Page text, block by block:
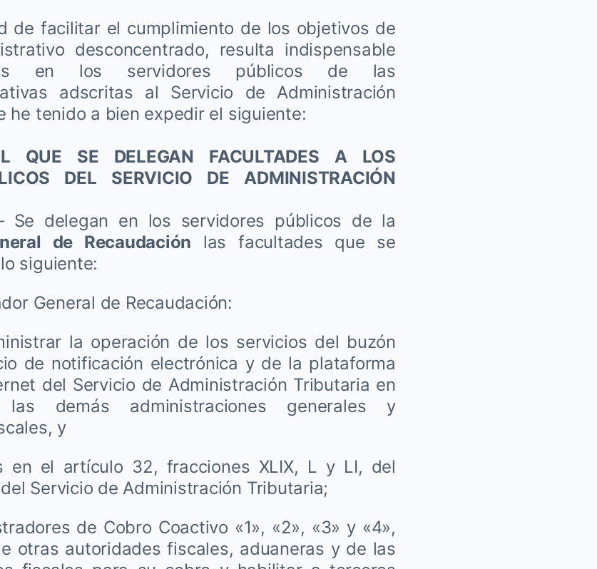
de facilitar el cumplimiento de los objetivos de
desconcentrado, resulta indispensable
en los servidores públicos de las
adscritas al Servicio de Administración
he tenido a bien expedir el siguiente:
QUE SE DELEGAN FACULTADES A LOS
DEL SERVICIO DE ADMINISTRACIÓN
Se delegan en los servidores públicos de la
de Recaudación las facultades que se
siguiente:
General de Recaudación:
la operación de los servicios del buzón
de notificación electrónica y de la plataforma
del Servicio de Administración Tributaria en
las demás administraciones generales y
y
el artículo 32, fracciones XLIX, L y LI, del
Servicio de Administración Tributaria;
de Cobro Coactivo «1», «2», «3» y «4»,
otras autoridades fiscales, aduaneras y de las